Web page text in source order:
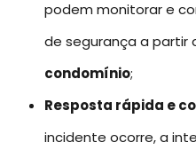
podem monitorar e
de segurança a partir
condomínio;
Resposta rápida e
incidente ocorre, a